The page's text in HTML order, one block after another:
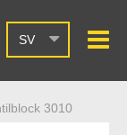
SV
3010